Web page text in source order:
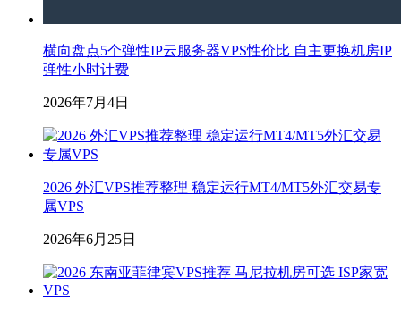
横向盘点5个弹性IP云服务器VPS性价比 自主更换机房IP
弹性小时计费
2026年7月4日
2026 外汇VPS推荐整理 稳定运行MT4/MT5外汇交易专
属VPS
2026年6月25日